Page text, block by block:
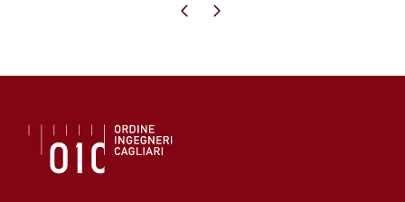
Pagina precedente
Pagina successiva